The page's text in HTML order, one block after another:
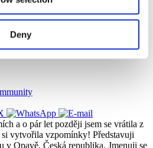
Deny
a o pár let později jsem se vrátila z
vytvořila vzpomínky! Představuji
v Opavě, Česká republika. Jmenuji se